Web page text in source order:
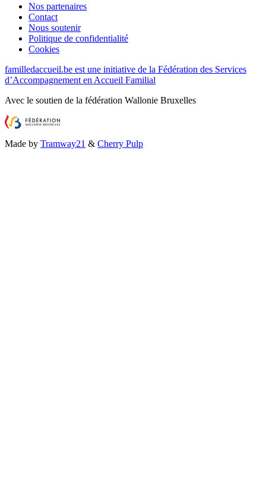
Nos partenaires
Contact
Nous soutenir
Politique de confidentialité
Cookies
familledaccueil.be est une initiative de la Fédération des Services
d’Accompagnement en Accueil Familial
Avec le soutien de la fédération Wallonie Bruxelles
Made by Tramway21 & Cherry Pulp